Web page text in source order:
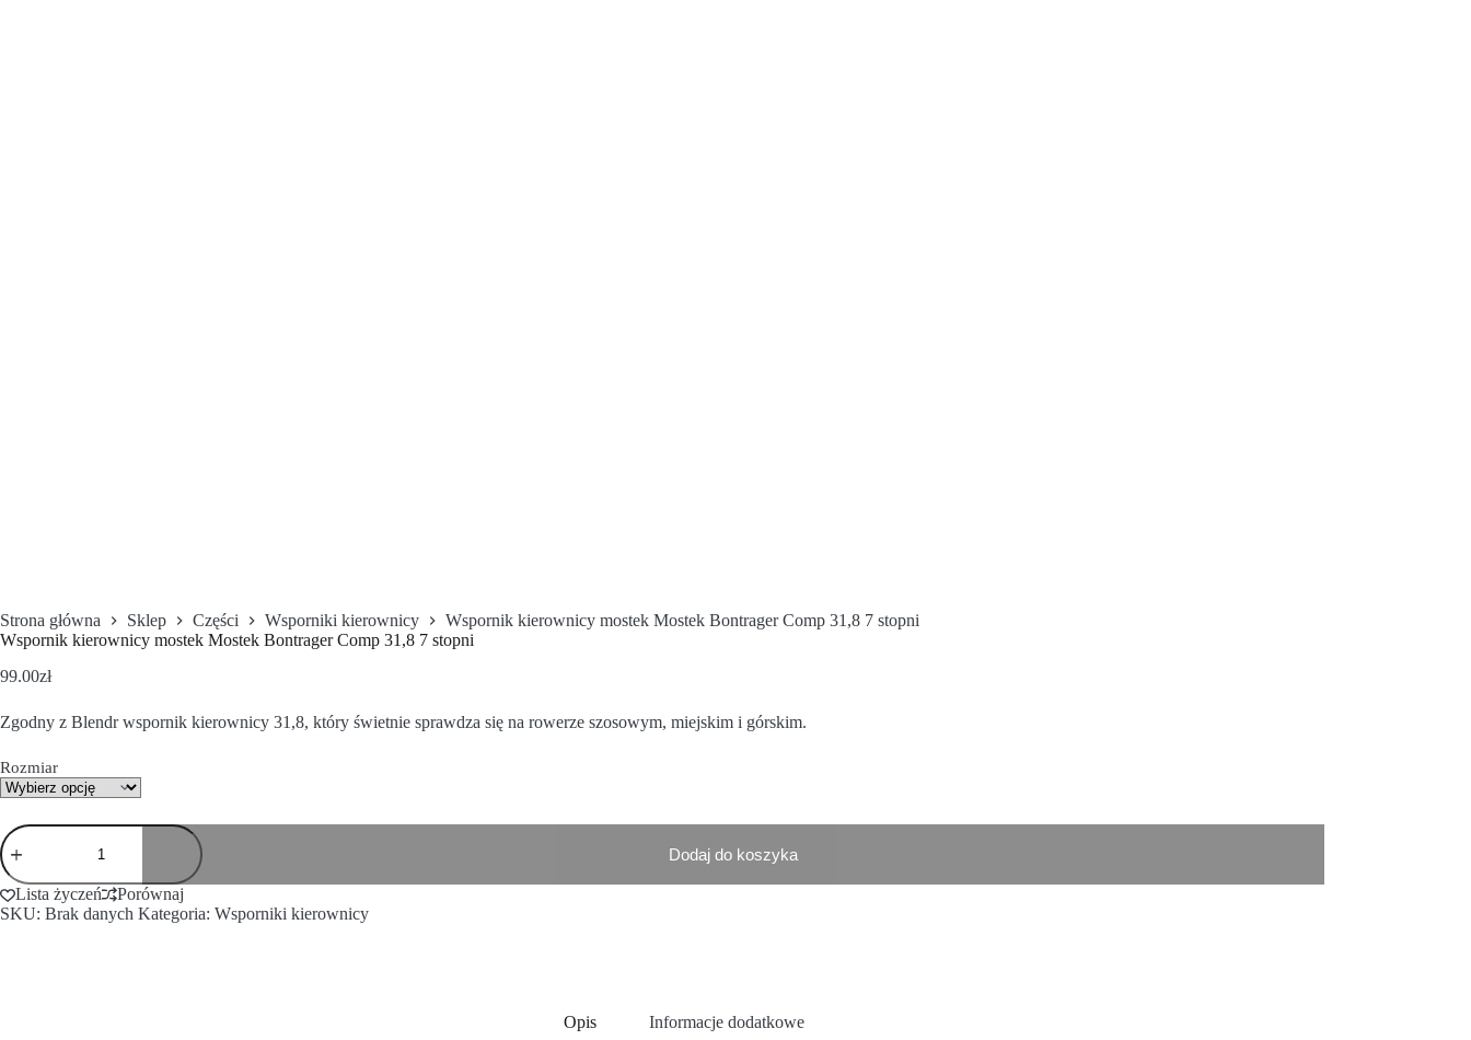
Strona główna Sklep Części Wsporniki kierownicy
Wspornik kierownicy mostek Mostek Bontrager Comp 31,8 7 stopni
Wspornik kierownicy mostek Mostek Bontrager Comp 31,8 7 stopni
99.00zł
Zgodny z Blendr wspornik kierownicy 31,8, który świetnie sprawdza się na rowerze szosowym, miejskim i górskim.
Rozmiar
Dodaj do koszyka
Lista życzeń
Porównaj
SKU: Brak danych Kategoria: Wsporniki kierownicy
Opis Informacje dodatkowe